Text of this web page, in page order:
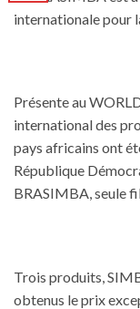
internationale pour
Présente au
international des
pays africains ont
République
BRASIMBA, seule
Trois produits,
obtenus le prix